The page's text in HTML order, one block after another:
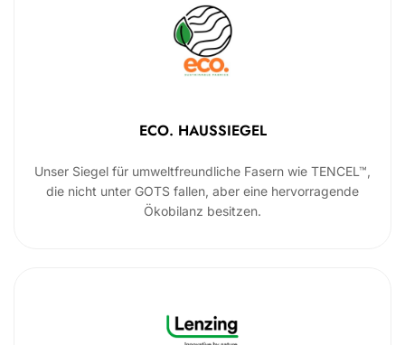
ECO. HAUSSIEGEL
Unser Siegel für umweltfreundliche Fasern wie TENCEL™,
die nicht unter GOTS fallen, aber eine hervorragende
Ökobilanz besitzen.